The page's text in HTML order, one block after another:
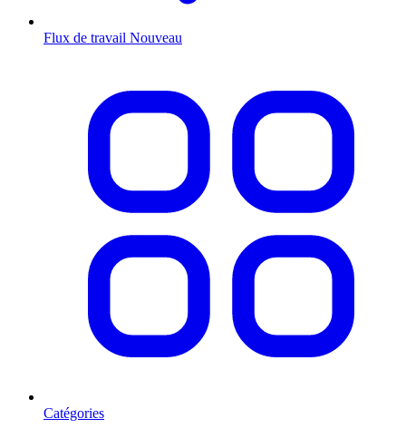
Flux de travail Nouveau
Catégories